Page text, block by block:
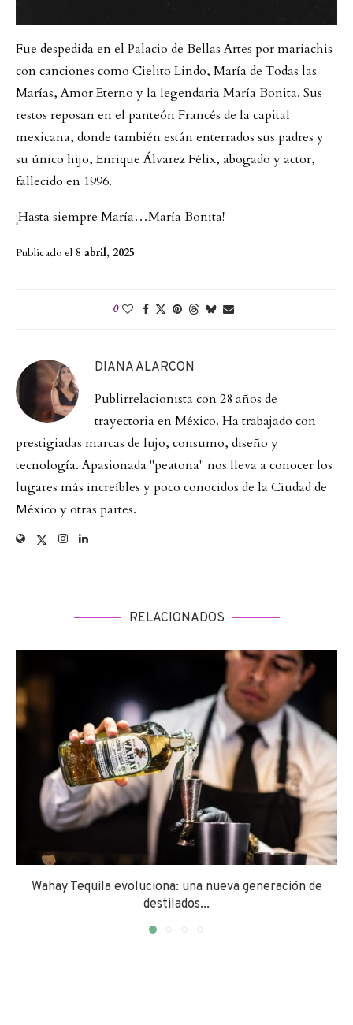
Fue despedida en el Palacio de Bellas Artes por mariachis
con canciones como Cielito Lindo, María de Todas las
Marías, Amor Eterno y la legendaria María Bonita. Sus
restos reposan en el panteón Francés de la capital
mexicana, donde también están enterrados sus padres y
su único hijo, Enrique Álvarez Félix, abogado y actor,
fallecido en 1996.
¡Hasta siempre María…María Bonita!
Publicado el 8 abril, 2025
0
DIANA ALARCON
Publirrelacionista con 28 años de
trayectoria en México. Ha trabajado con
prestigiadas marcas de lujo, consumo, diseño y
tecnología. Apasionada "peatona" nos lleva a conocer los
lugares más increíbles y poco conocidos de la Ciudad de
México y otras partes.
RELACIONADOS
Wahay Tequila evoluciona: una nueva generación de
destilados...